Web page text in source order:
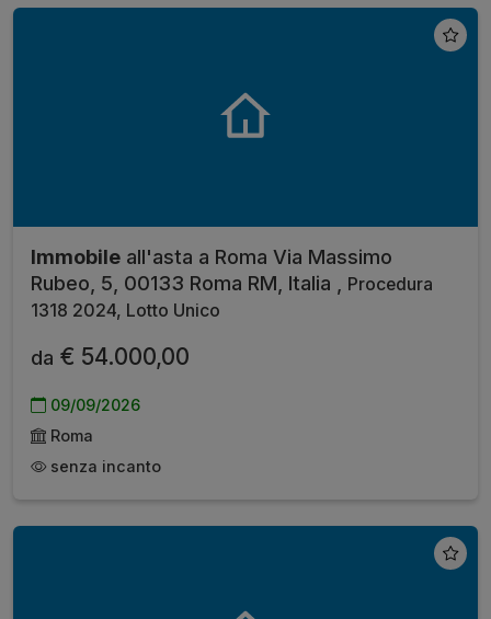
Immobile all'asta a Roma Via Massimo
Rubeo, 5, 00133 Roma RM, Italia ,
Procedura
1318 2024, Lotto Unico
da € 54.000,00
09/09/2026
Roma
senza incanto